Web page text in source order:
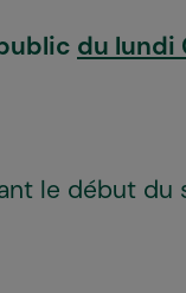
du lundi
le début du